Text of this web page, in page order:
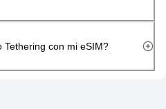
Tethering con mi eSIM?